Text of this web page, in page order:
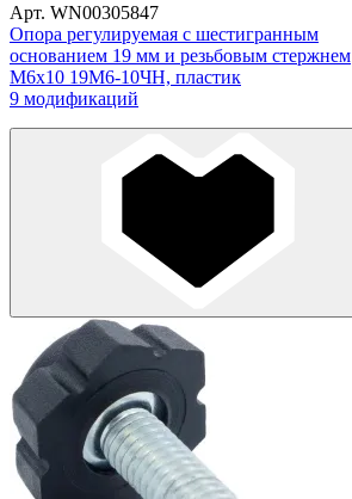
Арт. WN00305847
Опора регулируемая с шестигранным
основанием 19 мм и резьбовым стержнем
М6х10 19М6-10ЧН, пластик
9 модификаций